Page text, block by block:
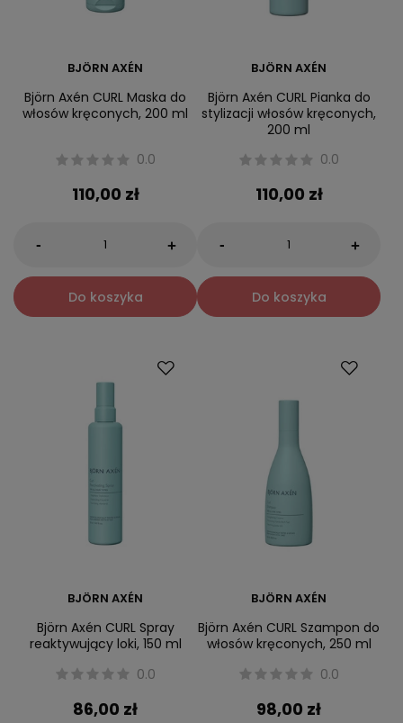
BJÖRN AXÉN
Björn Axén CURL Maska do
włosów kręconych, 200 ml
0.0
110,00 zł
- +
Do koszyka
BJÖRN AXÉN
Björn Axén CURL Pianka do
stylizacji włosów kręconych,
200 ml
0.0
110,00 zł
- +
Do koszyka
BJÖRN AXÉN
Björn Axén CURL Spray
reaktywujący loki, 150 ml
0.0
86,00 zł
BJÖRN AXÉN
Björn Axén CURL Szampon do
włosów kręconych, 250 ml
0.0
98,00 zł